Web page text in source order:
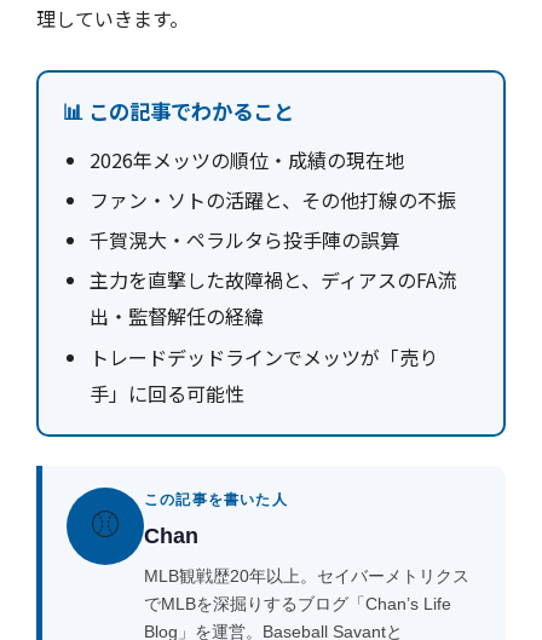
理していきます。
📊 この記事でわかること
2026年メッツの順位・成績の現在地
ファン・ソトの活躍と、その他打線の不振
千賀滉大・ペラルタら投手陣の誤算
主力を直撃した故障禍と、ディアスのFA流
出・監督解任の経緯
トレードデッドラインでメッツが「売り
手」に回る可能性
⚾
この記事を書いた人
Chan
MLB観戦歴20年以上。セイバーメトリクス
でMLBを深掘りするブログ「Chan’s Life
Blog」を運営。Baseball Savantと